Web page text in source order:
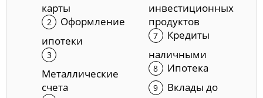
карты
Оформление
ипотеки
Металлические
счета
инвестиционных
продуктов
Кредиты
наличными
Ипотека
Вклады до